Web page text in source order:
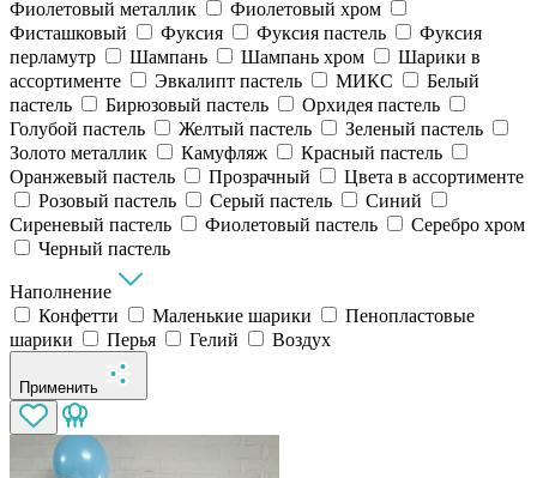
Фиолетовый металлик
Фиолетовый хром
Фисташковый
Фуксия Фуксия пастель
Фуксия
перламутр
Шампань Шампань хром
Шарики в
ассортименте
Эвкалипт пастель МИКС
Белый
пастель
Бирюзовый пастель
Орхидея пастель
Голубой пастель
Желтый пастель
Зеленый пастель
Золото металлик
Камуфляж
Красный пастель
Оранжевый пастель
Прозрачный
Цвета в ассортименте
Розовый пастель
Серый пастель
Синий
Сиреневый пастель
Фиолетовый пастель
Серебро хром
Черный пастель
Наполнение
Конфетти
Маленькие шарики
Пенопластовые
шарики
Перья Гелий Воздух
Применить